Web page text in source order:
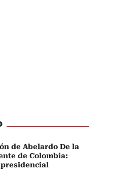
de Abelardo De la
de Colombia: